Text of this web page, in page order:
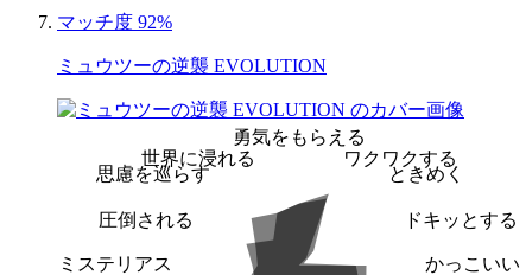
マッチ度 92%
ミュウツーの逆襲 EVOLUTION
勇気をもらえる
ワクワクする
ときめく
ドキッとする
かっこいい
ミステリアス
圧倒される
思慮を巡らす
世界に浸れる